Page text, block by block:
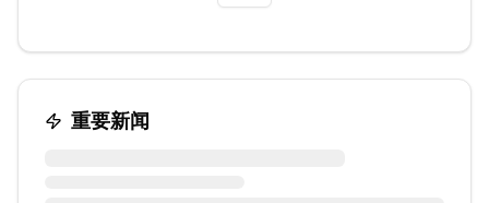
重要新闻